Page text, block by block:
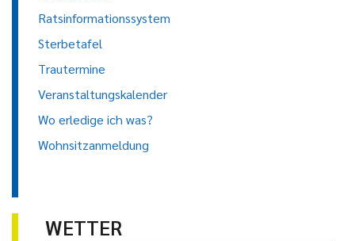
Ratsinformationssystem
Sterbetafel
Trautermine
Veranstaltungskalender
Wo erledige ich was?
Wohnsitzanmeldung
WETTER